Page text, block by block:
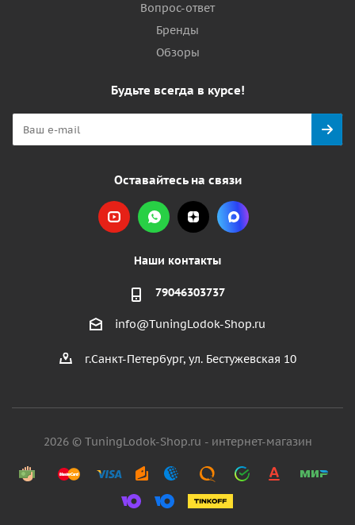
Вопрос-ответ
Бренды
Обзоры
Будьте всегда в курсе!
Оставайтесь на связи
Наши контакты
79046303737
info@TuningLodok-Shop.ru
г.Санкт-Петербург, ул. Бестужевская 10
2026 © TuningLodok-Shop.ru - интернет-магазин